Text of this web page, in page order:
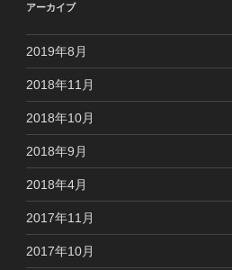
アーカイブ
2019年8月
2018年11月
2018年10月
2018年9月
2018年4月
2017年11月
2017年10月